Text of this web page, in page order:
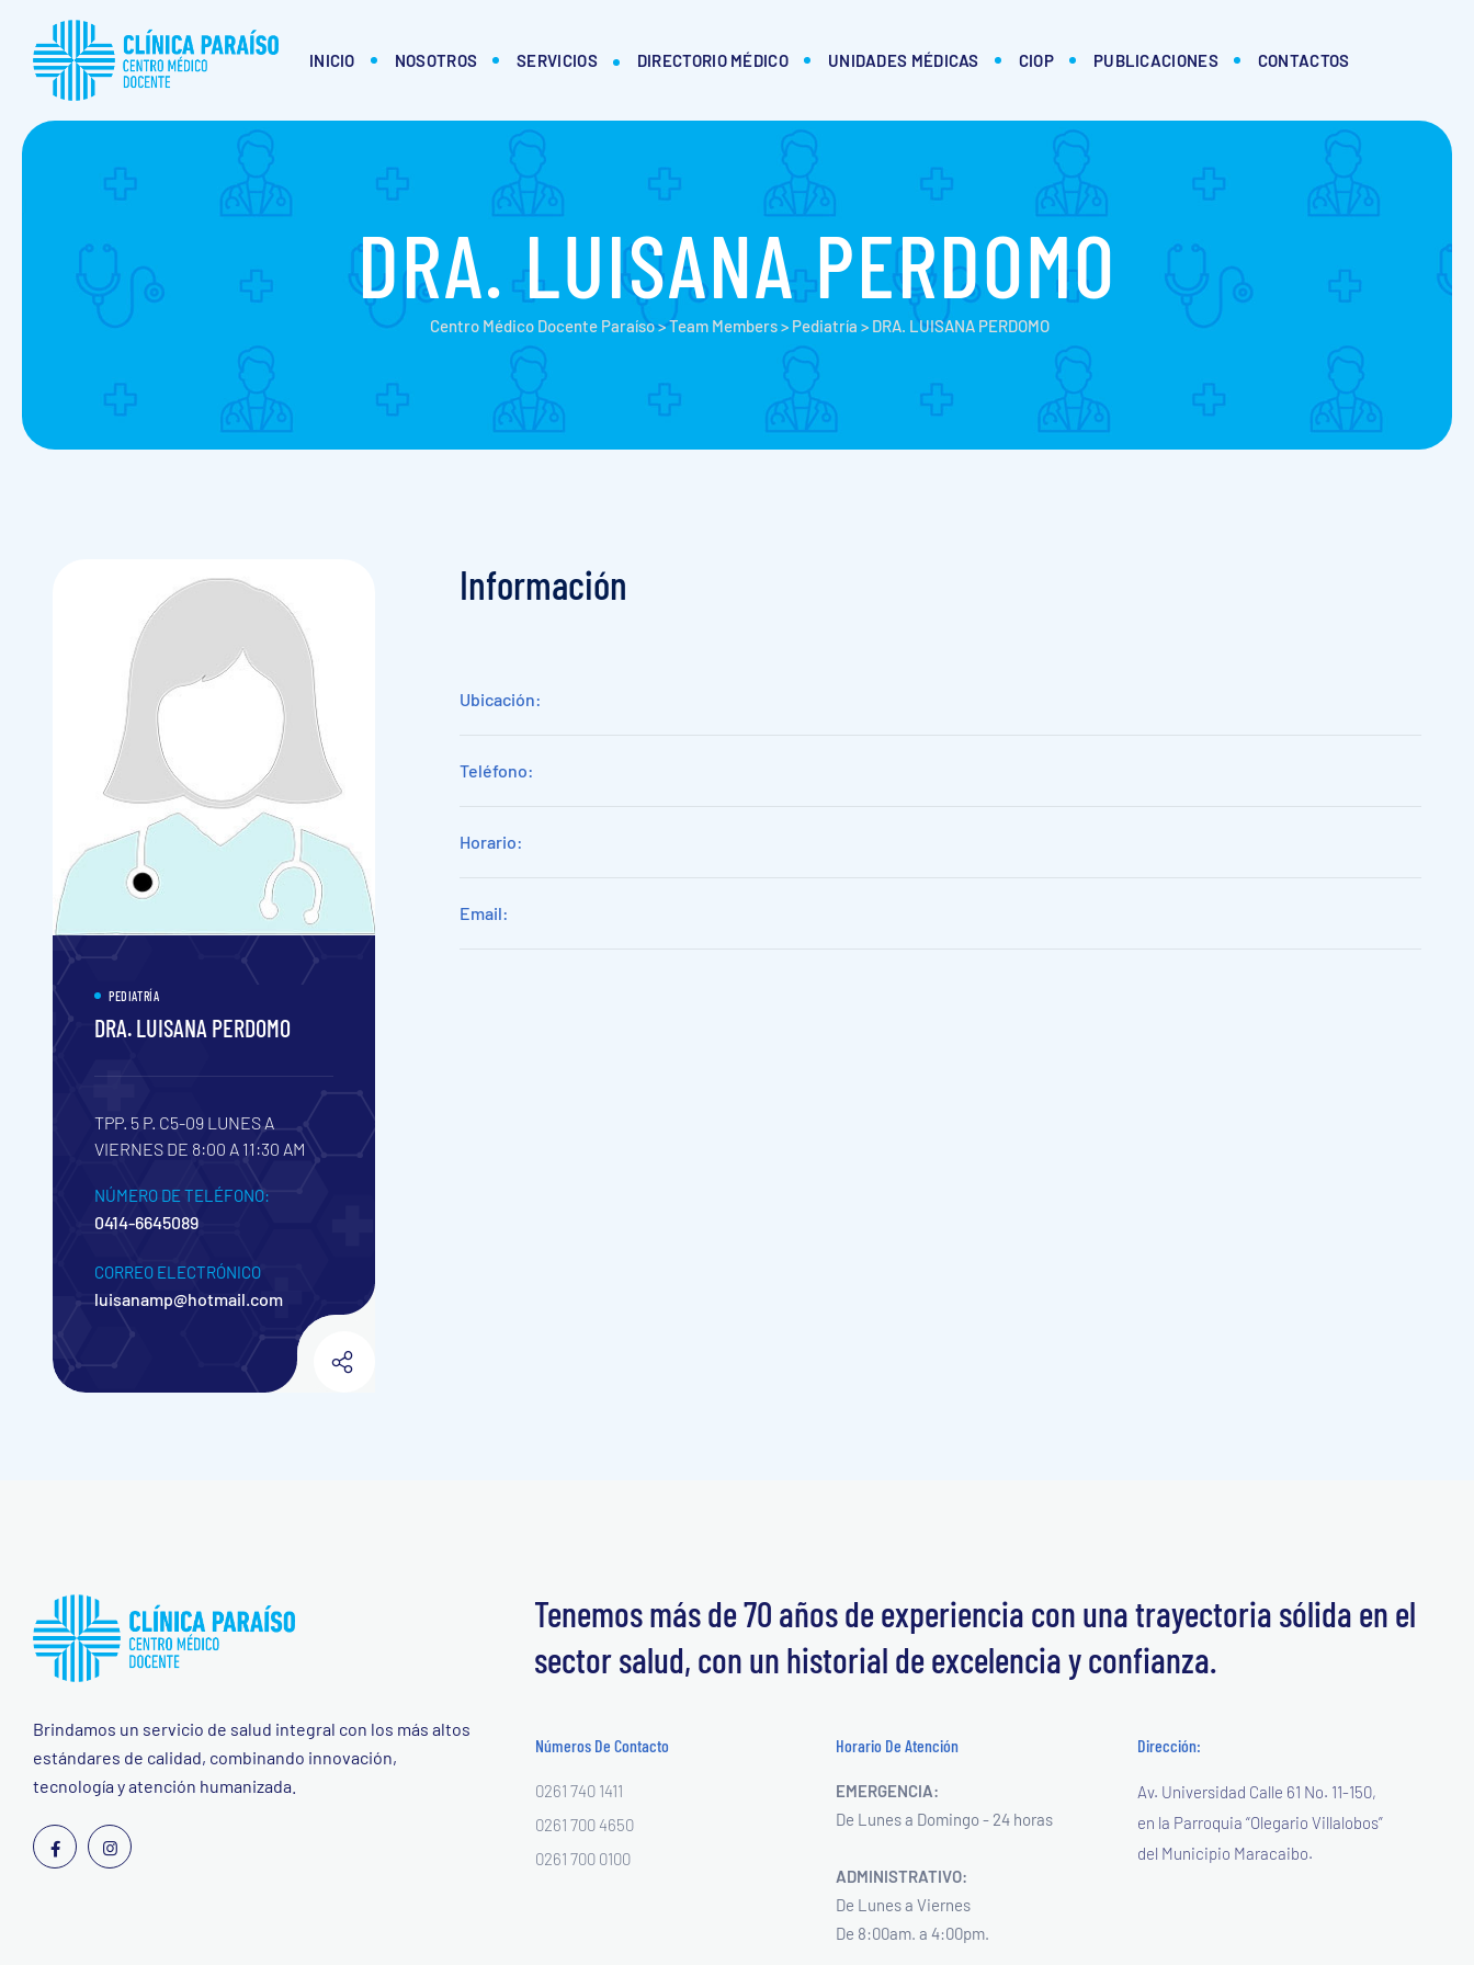
INICIO NOSOTROS SERVICIOS DIRECTORIO MÉDICO UNIDADES MÉDICAS CIOP PUBLICACIONES CONTACTOS
DRA. LUISANA PERDOMO
Centro Médico Docente Paraíso>Team Members> Pediatría > DRA. LUISANA PERDOMO
PEDIATRÍA
DRA. LUISANA PERDOMO
TPP. 5 P. C5-09 LUNES A
VIERNES DE 8:00 A 11:30 AM
NÚMERO DE TELÉFONO:
0414-6645089
CORREO ELECTRÓNICO
luisanamp@hotmail.com
Información
Ubicación:
Teléfono:
Horario:
Email:
Tenemos más de 70 años de experiencia con una trayectoria sólida en el
sector salud, con un historial de excelencia y confianza.
Brindamos un servicio de salud integral con los más altos
estándares de calidad, combinando innovación,
tecnología y atención humanizada.
Números De Contacto
0261 740 1411
0261 700 4650
0261 700 0100
Horario De Atención
EMERGENCIA:
De Lunes a Domingo - 24 horas
ADMINISTRATIVO:
De Lunes a Viernes
De 8:00am. a 4:00pm.
Dirección:
Av. Universidad Calle 61 No. 11-150,
en la Parroquia “Olegario Villalobos”
del Municipio Maracaibo.